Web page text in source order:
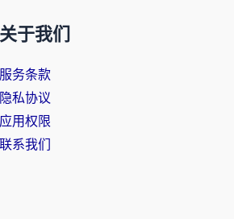
关于我们
服务条款
隐私协议
应用权限
联系我们